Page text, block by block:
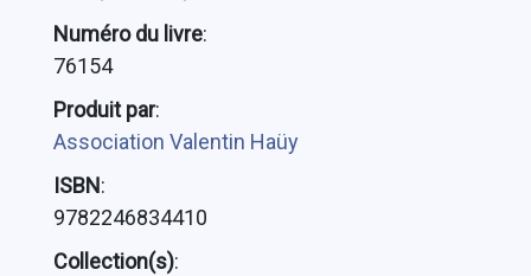
Numéro du livre:
76154
Produit par:
Association Valentin Haüy
ISBN:
9782246834410
Collection(s):